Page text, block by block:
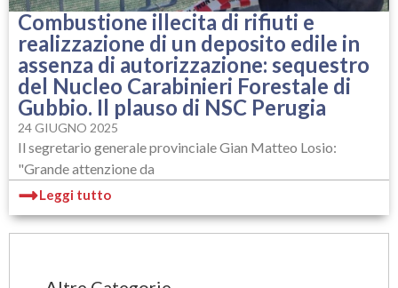
Combustione illecita di rifiuti e
realizzazione di un deposito edile in
assenza di autorizzazione: sequestro
del Nucleo Carabinieri Forestale di
Gubbio. Il plauso di NSC Perugia
24 GIUGNO 2025
Il segretario generale provinciale Gian Matteo Losio:
"Grande attenzione da
Leggi tutto